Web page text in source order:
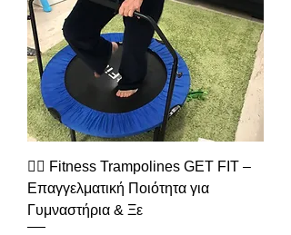
🏋️‍♂️ Fitness Trampolines GET FIT –
Επαγγελματική Ποιότητα για
Γυμναστήρια & Ξε